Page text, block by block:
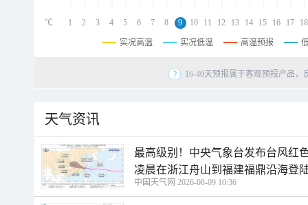
1 2 3 4 5 6 7 8 9 10 11 12 13 14 15 16 17 18
℃
实况高温 实况低温 高温预报
16-40天预报属于客观预报产品
天气资讯
最高级别！中央气象台发布台风红
凌晨在浙江舟山到福建福鼎沿海登
中国天气网 2026-08-09 10:36